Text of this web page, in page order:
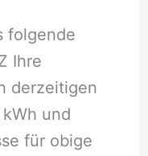
folgende
Ihre
derzeitigen
und
für obige